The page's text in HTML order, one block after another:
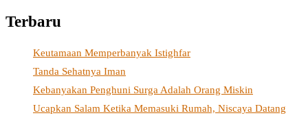
Terbaru
Keutamaan Memperbanyak Istighfar
Tanda Sehatnya Iman
Kebanyakan Penghuni Surga Adalah Orang Miskin
Ucapkan Salam Ketika Memasuki Rumah, Niscaya Datang